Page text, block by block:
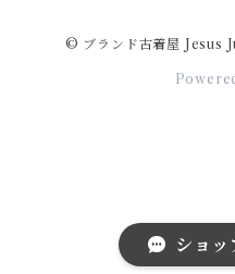
ショッ
GIVENCHY
スカーフ/ハンカチ
© ブランド古着屋 Jesus